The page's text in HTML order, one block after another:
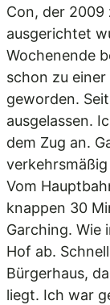
Con, der 2009
ausgerichtet
Wochenende
schon zu
geworden.
ausgelassen.
dem Zug an.
Vom
knappen 30
Garching. Wie
Hof ab.
Bürgerhaus,
liegt. Ich war